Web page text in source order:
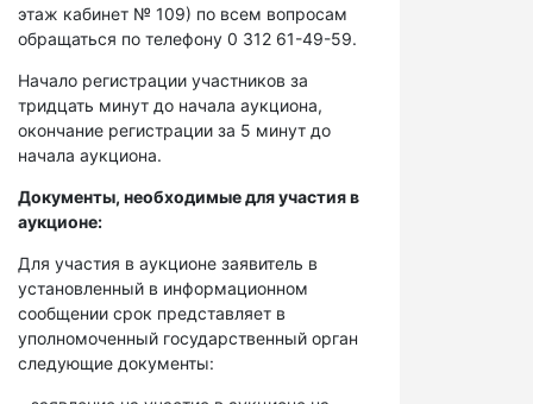
этаж кабинет № 109) по всем вопросам
обращаться по телефону 0 312 61-49-59.
Начало регистрации участников за
тридцать минут до начала аукциона,
окончание регистрации за 5 минут до
начала аукциона.
Документы, необходимые для участия в
аукционе:
Для участия в аукционе заявитель в
установленный в информационном
сообщении срок представляет в
уполномоченный государственный орган
следующие документы: